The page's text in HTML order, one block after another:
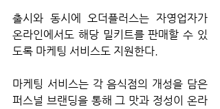
출시와 동시에 오더플러스는 자영업자가
온라인에서도 해당 밀키트를 판매할 수 있
도록 마케팅 서비스도 지원한다.
마케팅 서비스는 각 음식점의 개성을 담은
퍼스널 브랜딩을 통해 그 맛과 정성이 온라